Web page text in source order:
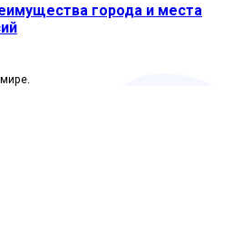
города и места